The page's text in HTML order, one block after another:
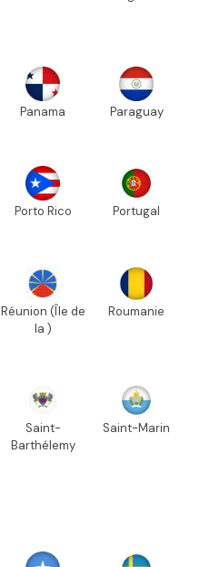
Panama Paraguay
Porto Rico Portugal
Réunion (Île de
la )
Roumanie
Saint-
Barthélemy
Saint-Marin